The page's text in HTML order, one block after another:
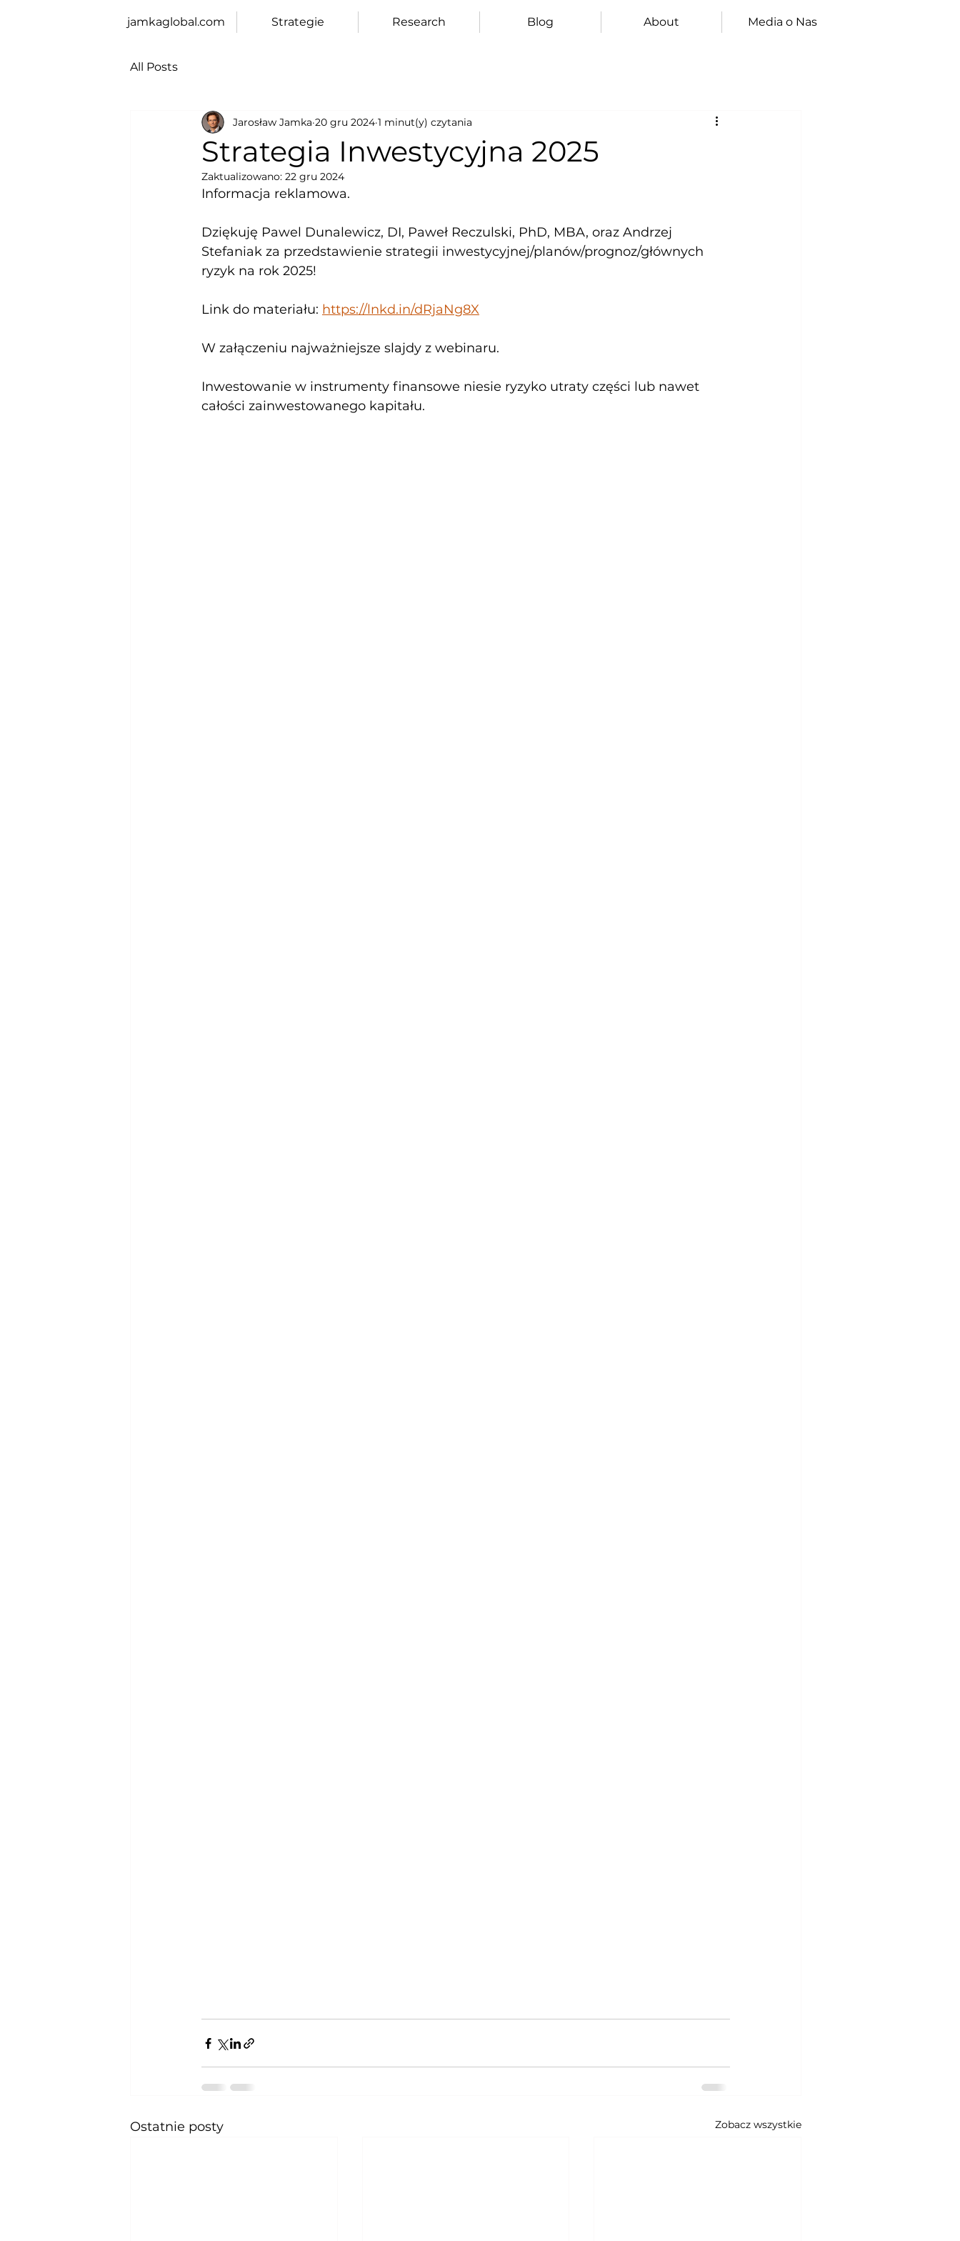
jamkaglobal.com Strategie Research Blog About Media o Nas
All Posts
Strategia Inwestycyjna 2025
Jarosław Jamka 20 gru 2024 1 minut(y) czytania
Zaktualizowano: 22 gru 2024
Informacja reklamowa.
Dziękuję Pawel Dunalewicz, DI, Paweł Reczulski, PhD, MBA, oraz Andrzej
Stefaniak za przedstawienie strategii inwestycyjnej/planów/prognoz/głównych
ryzyk na rok 2025!
Link do materiału: https://lnkd.in/dRjaNg8X
W załączeniu najważniejsze slajdy z webinaru.
Inwestowanie w instrumenty finansowe niesie ryzyko utraty części lub nawet
całości zainwestowanego kapitału.
Ostatnie posty Zobacz wszystkie